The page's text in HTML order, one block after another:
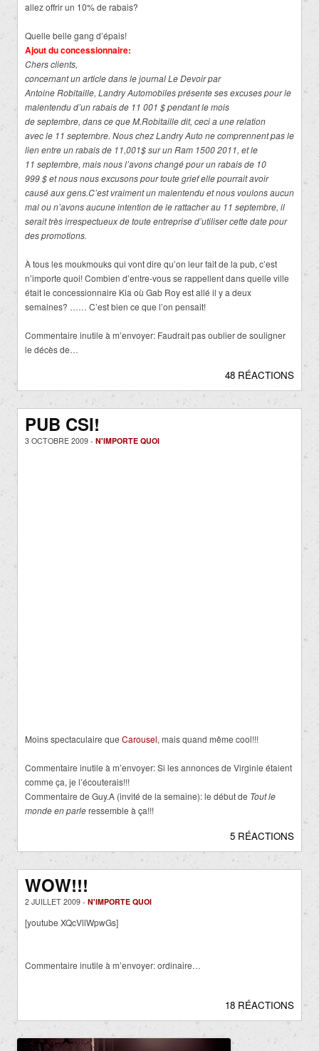
allez offrir un 10% de rabais?
Quelle belle gang d’épais!
Ajout du concessionnaire:
Chers clients,
concernant un article dans le journal Le Devoir par
Antoine Robitaille, Landry Automobiles présente ses excuses pour le
malentendu d’un rabais de 11 001 $ pendant le mois
de septembre, dans ce que M.Robitaille dit, ceci a une relation
avec le 11 septembre. Nous chez Landry Auto ne comprennent pas le
lien entre un rabais de 11,001$ sur un Ram 1500 2011, et le
11 septembre, mais nous l’avons changé pour un rabais de 10
999 $ et nous nous excusons pour toute grief elle pourrait avoir
causé aux gens.C’est vraiment un malentendu et nous voulons aucun
mal ou n’avons aucune intention de le rattacher au 11 septembre, il
serait très irrespectueux de toute entreprise d’utiliser cette date pour
des promotions.
À tous les moukmouks qui vont dire qu’on leur fait de la pub, c’est
n’importe quoi! Combien d’entre-vous se rappellent dans quelle ville
était le concessionnaire Kia où Gab Roy est allé il y a deux
semaines? …… C’est bien ce que l’on pensait!
Commentaire inutile à m’envoyer: Faudrait pas oublier de souligner
le décès de…
48 RÉACTIONS
PUB CSI!
3 OCTOBRE 2009 - N'IMPORTE QUOI
Moins spectaculaire que Carousel, mais quand même cool!!!
Commentaire inutile à m’envoyer: Si les annonces de Virginie étaient
comme ça, je l’écouterais!!!
Commentaire de Guy.A (invité de la semaine): le début de Tout le
monde en parleressemble à ça!!!
5 RÉACTIONS
WOW!!!
2 JUILLET 2009 - N'IMPORTE QUOI
[youtube XQcVllWpwGs]
Commentaire inutile à m’envoyer: ordinaire…
18 RÉACTIONS